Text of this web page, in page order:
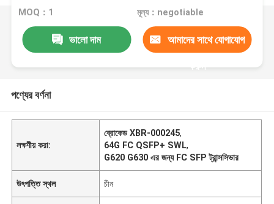
MOQ：1 মূল্য：negotiable
ভালো দাম আমাদের সাথে যোগাযোগ
করুন
পণ্যের বর্ণনা
লক্ষণীয় করা:
ব্রোকেড XBR-000245,
64G FC QSFP+ SWL,
G620 G630 এর জন্য FC SFP ট্রান্সসিভার
উৎপত্তি স্থল চীন